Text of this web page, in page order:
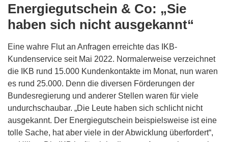
Energiegutschein & Co: „Sie
haben sich nicht ausgekannt“
Eine wahre Flut an Anfragen erreichte das IKB-
Kundenservice seit Mai 2022. Normalerweise verzeichnet
die IKB rund 15.000 Kundenkontakte im Monat, nun waren
es rund 25.000. Denn die diversen Förderungen der
Bundesregierung und anderer Stellen waren für viele
undurchschaubar. „Die Leute haben sich schlicht nicht
ausgekannt. Der Energiegutschein beispielsweise ist eine
tolle Sache, hat aber viele in der Abwicklung überfordert“,